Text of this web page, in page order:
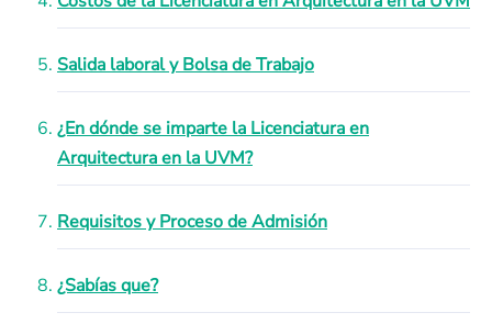
Salida laboral y Bolsa de Trabajo
¿En dónde se imparte la Licenciatura en
Arquitectura en la UVM?
Requisitos y Proceso de Admisión
¿Sabías que?